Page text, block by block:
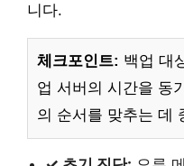
니다.
체크포인트: 백업 대
업 서버의 시간을 동
의 순서를 맞추는 데